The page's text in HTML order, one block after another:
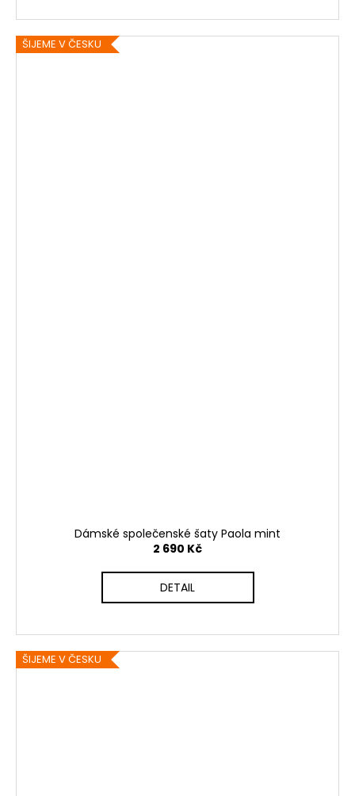
ŠIJEME V ČESKU
Dámské společenské šaty Paola mint
2 690 Kč
DETAIL
ŠIJEME V ČESKU